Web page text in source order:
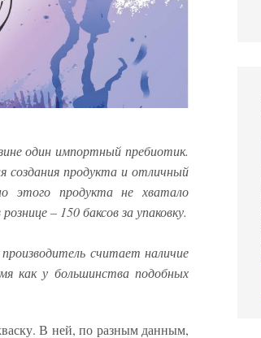
один импортный пребиотик.
создания продукта и отличный
этого продукта не хватало
– 150 баксов за упаковку.
считает наличие
как у большинства подобных
В ней, по разным данным,